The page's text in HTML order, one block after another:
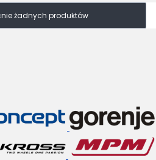
żadnych produktów